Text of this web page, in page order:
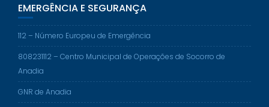
EMERGÊNCIA E SEGURANÇA
112 – Número Europeu de Emergência
808231112 – Centro Municipal de Operações de Socorro de
Anadia
GNR de Anadia